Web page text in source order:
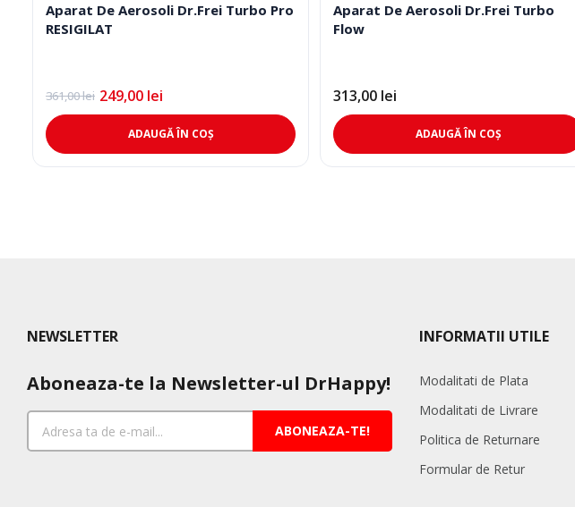
Aparat De Aerosoli Dr.Frei Turbo Pro
RESIGILAT
361,00lei
Prețul
inițial
a
fost:
361,00 lei.
249,00 lei
Prețul
curent
este:
249,00 lei.
ADAUGĂ ÎN COȘ
Aparat De Aerosoli Dr.Frei Turbo
Flow
313,00 lei
ADAUGĂ ÎN COȘ
NEWSLETTER
Aboneaza-te la Newsletter-ul DrHappy!
ABONEAZA-TE!
INFORMATII UTILE
Modalitati de Plata
Modalitati de Livrare
Politica de Returnare
Formular de Retur